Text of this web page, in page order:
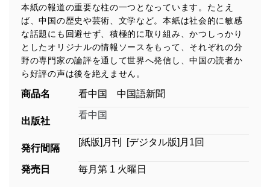
本紙の報道の重要な柱の一つとなっています。たとえ
ば、中国の歴史や芸術、文学など。本紙は社会的に敏感
な話題にも回避せず、積極的に取り組み、かつしっかり
としたオリジナルの情報ソースをもって、それぞれの分
野の専門家の論評を通して世界へ発信し、中国の読者か
ら好評の声は後を絶えません。
商品名 看中国 中国語新聞
出版社
看中国
発行間隔
[紙版]月刊 [デジタル版]月1回
発売日 毎月第 1 火曜日